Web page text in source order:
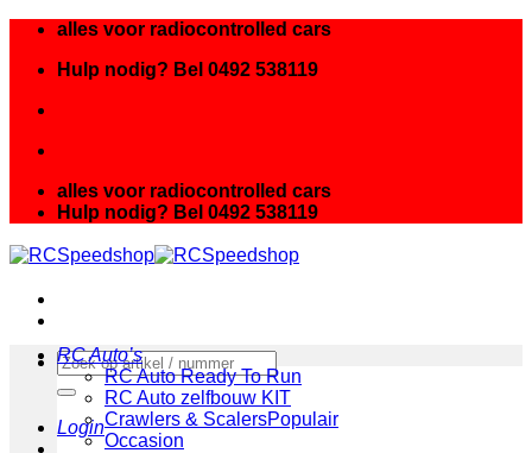
inhoud
alles voor radiocontrolled cars
Hulp nodig? Bel 0492 538119
alles voor radiocontrolled cars
Hulp nodig? Bel 0492 538119
Zoeken
naar:
Login
RC Auto’s
RC Auto Ready To Run
RC Auto zelfbouw KIT
Crawlers & Scalers
Occasion